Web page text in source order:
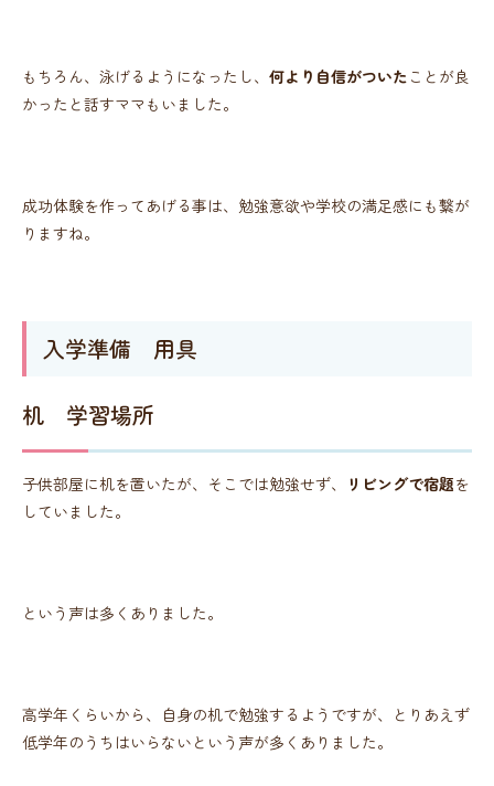
もちろん、泳げるようになったし、 何より自信がついた ことが良
かったと話すママもいました。
成功体験を作ってあげる事は、勉強意欲や学校の満足感にも繋が
りますね。
入学準備 用具
机 学習場所
子供部屋に机を置いたが、そこでは勉強せず、 リビングで宿題を
していました。
という声は多くありました。
高学年くらいから、自身の机で勉強するようですが、とりあえず
低学年のうちはいらないという声が多くありました。